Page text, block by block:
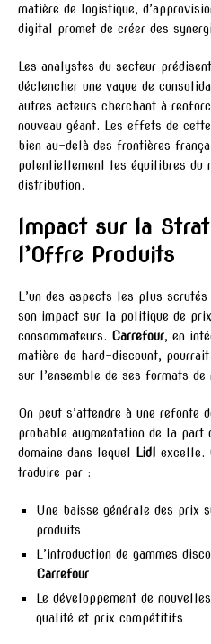
matière de logistique,
digital promet de créer des
Les analystes du secteur
déclencher une vague de
autres acteurs cherchant à
nouveau géant. Les effets de
bien au-delà des frontières
potentiellement les équilibres du
distribution.
Impact sur la
l’Offre Produits
L’un des aspects les plus
son impact sur la politique de
consommateurs. Carrefour, en
matière de hard-discount,
sur l’ensemble de ses formats de
On peut s’attendre à une refonte
probable augmentation de la part
domaine dans lequel
Lidl
excelle.
traduire par :
Une baisse générale des prix
produits
L’introduction de gammes
Carrefour
Le développement de
qualité et prix compétitifs